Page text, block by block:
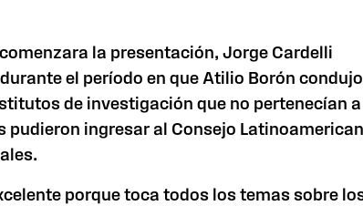
la presentación, Jorge Cardelli
el período en que Atilio Borón condujo
de investigación que no pertenecían
pudieron ingresar al Consejo
porque toca todos los temas sobre